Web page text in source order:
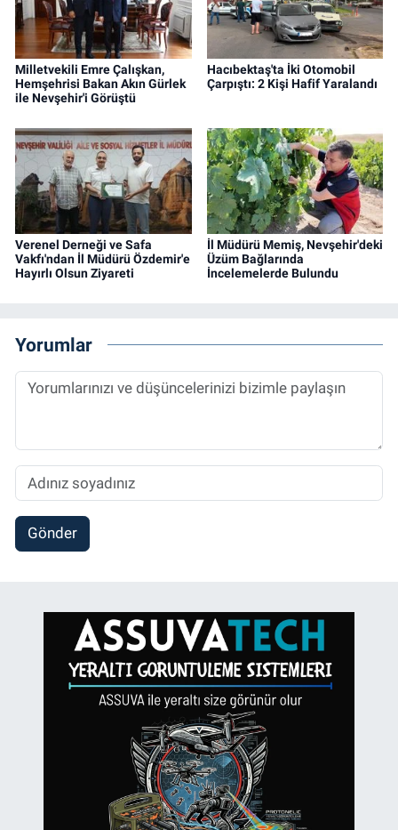
Milletvekili Emre Çalışkan,
Hemşehrisi Bakan Akın Gürlek
ile Nevşehir'i Görüştü
Hacıbektaş'ta İki Otomobil
Çarpıştı: 2 Kişi Hafif Yaralandı
Verenel Derneği ve Safa
Vakfı'ndan İl Müdürü Özdemir'e
Hayırlı Olsun Ziyareti
İl Müdürü Memiş, Nevşehir'deki
Üzüm Bağlarında
İncelemelerde Bulundu
Yorumlar
Gönder